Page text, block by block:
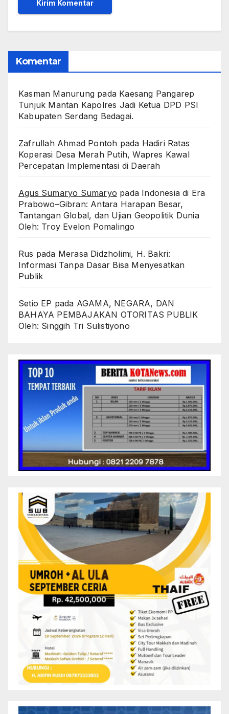
Komentar
Kasman Manurung pada Kaesang Pangarep
Tunjuk Mantan Kapolres Jadi Ketua DPD PSI
Kabupaten Serdang Bedagai. ‎ ‎
Zafrullah Ahmad Pontoh pada Hadiri Ratas
Koperasi Desa Merah Putih, Wapres Kawal
Percepatan Implementasi di Daerah
Agus Sumaryo Sumaryo pada Indonesia di Era
Prabowo–Gibran: Antara Harapan Besar,
Tantangan Global, dan Ujian Geopolitik Dunia
Oleh: Troy Evelon Pomalingo
Rus pada Merasa Didzholimi, H. Bakri:
Informasi Tanpa Dasar Bisa Menyesatkan
Publik
Setio EP pada AGAMA, NEGARA, DAN
BAHAYA PEMBAJAKAN OTORITAS PUBLIK
Oleh: Singgih Tri Sulistiyono